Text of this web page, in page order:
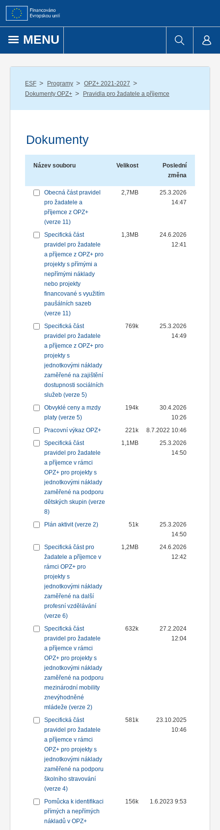
Přejít k obsahu
MENU
ESF / Programy / OPZ+ 2021-2027 /
Dokumenty OPZ+ / Pravidla pro žadatele a příjemce
Dokumenty
Název souboru Velikost
Poslední
změna
Obecná část pravidel
pro žadatele a
příjemce z OPZ+
(verze 11)
2,7MB
25.3.2026
14:47
Specifická část
pravidel pro žadatele
a příjemce z OPZ+ pro
projekty s přímými a
nepřímými náklady
nebo projekty
financované s využitím
paušálních sazeb
(verze 11)
1,3MB
24.6.2026
12:41
Specifická část
pravidel pro žadatele
a příjemce z OPZ+ pro
projekty s
jednotkovými náklady
zaměřené na zajištění
dostupnosti sociálních
služeb (verze 5)
769k
25.3.2026
14:49
Obvyklé ceny a mzdy
platy (verze 5)
194k
30.4.2026
10:26
Pracovní výkaz OPZ+
221k
8.7.2022 10:46
Specifická část
pravidel pro žadatele
a příjemce v rámci
OPZ+ pro projekty s
jednotkovými náklady
zaměřené na podporu
dětských skupin (verze
8)
1,1MB
25.3.2026
14:50
Plán aktivit (verze 2) 51k
25.3.2026
14:50
Specifická část pro
žadatele a příjemce v
rámci OPZ+ pro
projekty s
jednotkovými náklady
zaměřené na další
profesní vzdělávání
(verze 6)
1,2MB
24.6.2026
12:42
Specifická část
pravidel pro žadatele
a příjemce v rámci
OPZ+ pro projekty s
jednotkovými náklady
zaměřené na podporu
mezinárodní mobility
znevýhodněné
mládeže (verze 2)
632k
27.2.2024
12:04
Specifická část
pravidel pro žadatele
a příjemce v rámci
OPZ+ pro projekty s
jednotkovými náklady
zaměřené na podporu
školního stravování
(verze 4)
581k
23.10.2025
10:46
Pomůcka k identifikaci
přímých a nepřímých
nákladů v OPZ+
156k 1.6.2023 9:53